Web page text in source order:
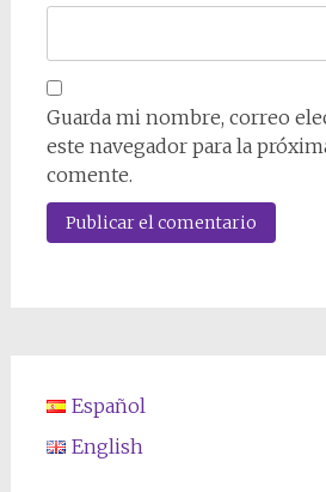
Guarda mi nombre, correo
este navegador para la
comente.
Español
English